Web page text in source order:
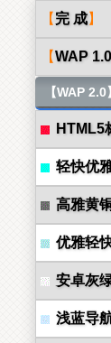
【 完 成】
【WAP 1.0
【WAP
HTML5
轻快优
高雅黄铜
优雅轻
安卓灰
浅蓝导